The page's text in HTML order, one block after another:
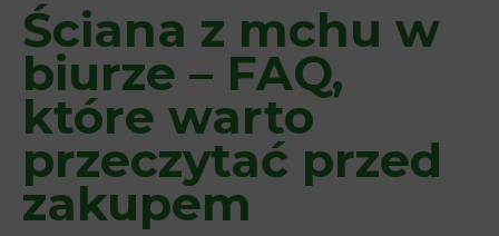
Ściana z mchu w
biurze – FAQ,
które warto
przeczytać przed
zakupem